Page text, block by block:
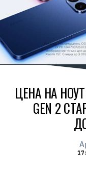
ЦЕНА НА
GEN 2